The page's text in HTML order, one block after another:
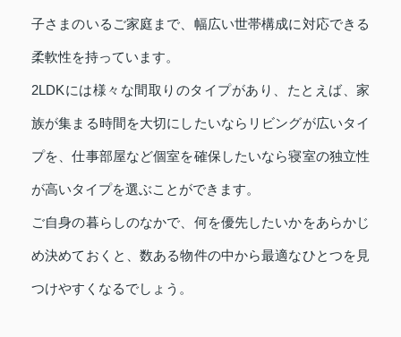
子さまのいるご家庭まで、幅広い世帯構成に対応できる
柔軟性を持っています。
2LDKには様々な間取りのタイプがあり、たとえば、家
族が集まる時間を大切にしたいならリビングが広いタイ
プを、仕事部屋など個室を確保したいなら寝室の独立性
が高いタイプを選ぶことができます。
ご自身の暮らしのなかで、何を優先したいかをあらかじ
め決めておくと、数ある物件の中から最適なひとつを見
つけやすくなるでしょう。